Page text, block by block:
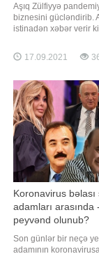
Aşıq Zülfiyyə
biznesini gücləndirib.
istinadən xəbər verir
restoran açmışdı. Bir
əvvəl isə aşıq yenidən
dostları da qatılıblar.
Zülfiyyə bundan əvvəl
restoranını
17.09.2021
Koronavirus bəlası
adamları arasında
peyvənd olunub?
Son günlər bir neçə
adamının